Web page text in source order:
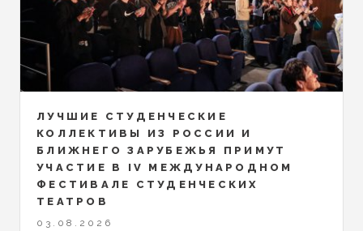
ЛУЧШИЕ СТУДЕНЧЕСКИЕ
КОЛЛЕКТИВЫ ИЗ РОССИИ И
БЛИЖНЕГО ЗАРУБЕЖЬЯ ПРИМУТ
УЧАСТИЕ В IV МЕЖДУНАРОДНОМ
ФЕСТИВАЛЕ СТУДЕНЧЕСКИХ
ТЕАТРОВ
03.08.2026